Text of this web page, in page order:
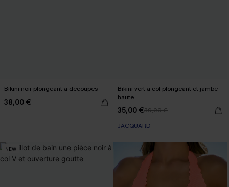
Bikini noir plongeant à découpes
38,00 €
Bikini vert à col plongeant et jambe
haute
35,00 €39,00 €
JACQUARD
NEW